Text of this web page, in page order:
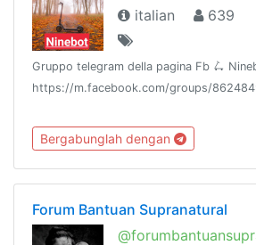
italian
639
Gruppo telegram della pagina Fb 🛴
https://m.facebook.com/groups/
Bergabunglah dengan
Forum Bantuan Supranatural